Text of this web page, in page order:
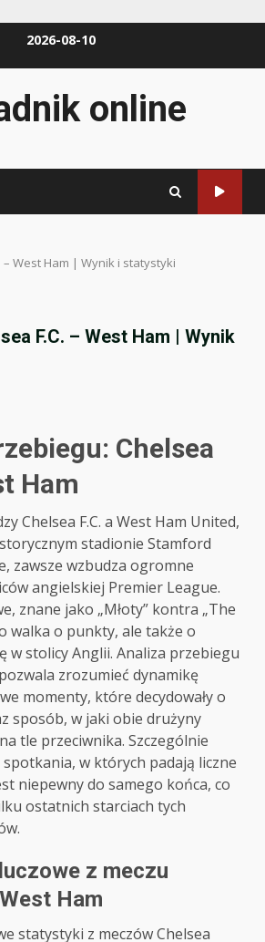
2026-08-10
online
– West Ham | Wynik i statystyki
F.C. – West Ham | Wynik
Chelsea
Ham
Chelsea F.C. a West Ham United,
stadionie Stamford
zawsze wzbudza ogromne
angielskiej Premier League.
znane jako „Młoty” kontra „The
walka o punkty, ale także o
w stolicy Anglii. Analiza przebiegu
zrozumieć dynamikę
momenty, które decydowały o
sposób, w jaki obie drużyny
tle przeciwnika. Szczególnie
w których padają liczne
niepewny do samego końca, co
ostatnich starciach tych
z meczu
Ham
statystyki z meczów Chelsea